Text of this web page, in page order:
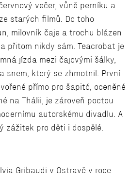
večer, vůně perníku a
starých filmů. Do toho
milovník čaje a trochu blázen
přitom nikdy sám. Teacrobat je
jízda mezi čajovými šálky,
snem, který se zhmotnil. První
přímo pro šapitó, oceněné
na Thálii, je zároveň poctou
autorskému divadlu. A
zážitek pro děti i dospělé.
Gribaudi v Ostravě v roce